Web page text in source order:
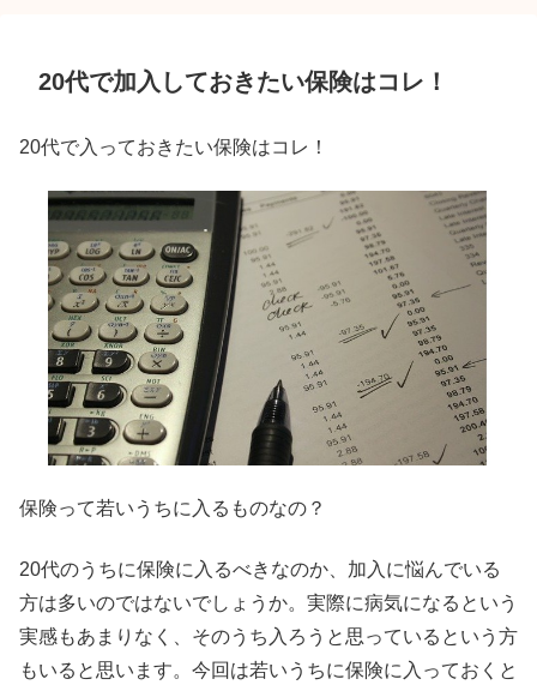
20代で加入しておきたい保険はコレ！
20代で入っておきたい保険はコレ！
保険って若いうちに入るものなの？
20代のうちに保険に入るべきなのか、加入に悩んでいる
方は多いのではないでしょうか。実際に病気になるという
実感もあまりなく、そのうち入ろうと思っているという方
もいると思います。今回は若いうちに保険に入っておくと